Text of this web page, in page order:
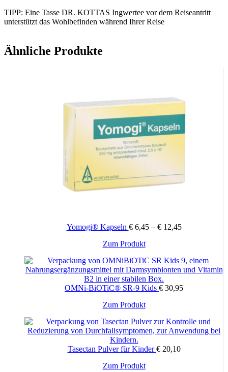
TIPP: Eine Tasse DR. KOTTAS Ingwertee vor dem Reiseantritt
unterstützt das Wohlbefinden während Ihrer Reise
Ähnliche Produkte
Yomogi® Kapseln €6,45– €12,45
Zum ProduktDieses
weist
mehrere
Varianten
auf.
Optionen
auf
der
gewählt
werden
OMNi-BiOTiC® SR-9 Kids € 30,95
Zum Produkt
Tasectan Pulver für Kinder€20,10
Zum Produkt